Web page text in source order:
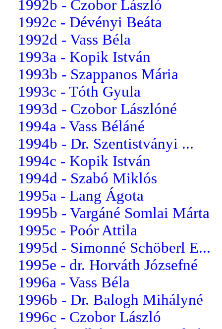
1992b - Czobor László
1992c - Dévényi Beáta
1992d - Vass Béla
1993a - Kopik István
1993b - Szappanos Mária
1993c - Tóth Gyula
1993d - Czobor Lászlóné
1994a - Vass Béláné
1994b - Dr. Szentistványi ...
1994c - Kopik István
1994d - Szabó Miklós
1995a - Lang Ágota
1995b - Vargáné Somlai Márta
1995c - Poór Attila
1995d - Simonné Schöberl E...
1995e - dr. Horváth Józsefné
1996a - Vass Béla
1996b - Dr. Balogh Mihályné
1996c - Czobor László